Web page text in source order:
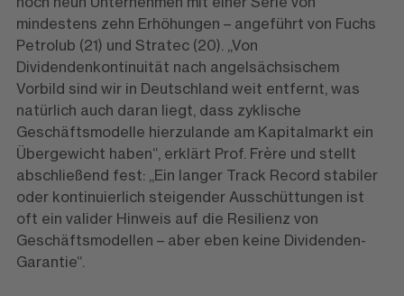
mindestens zehn Erhöhungen – angeführt von Fuchs
Petrolub (21) und Stratec (20). „Von
Dividendenkontinuität nach angelsächsischem
Vorbild sind wir in Deutschland weit entfernt, was
natürlich auch daran liegt, dass zyklische
Geschäftsmodelle hierzulande am Kapitalmarkt ein
Übergewicht haben“, erklärt Prof. Frère und stellt
abschließend fest: „Ein langer Track Record stabiler
oder kontinuierlich steigender Ausschüttungen ist
oft ein valider Hinweis auf die Resilienz von
Geschäftsmodellen – aber eben keine Dividenden-
Garantie“.